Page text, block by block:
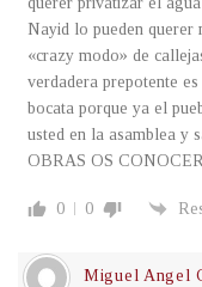
Nayid lo pueden querer
«crazy modo» de
verdadera prepotente
bocata porque ya el
usted en la asamblea y
OBRAS OS
0 0
Miguel Angel